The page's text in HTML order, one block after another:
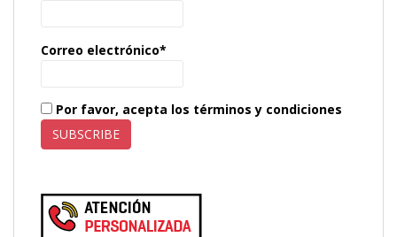
Correo electrónico*
Por favor, acepta los términos y condiciones